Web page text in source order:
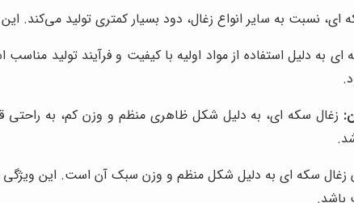
ای، نسبت به سایر انواع زغال، دود بسیار کمتری تولید می‌کند.
ای به دلیل استفاده از مواد اولیه با کیفیت و فرآیند تولید
زغال سکه ای، به دلیل شکل ظاهری منظم و وزن کم، به راحتی
سکه ای به دلیل شکل منظم و وزن سبک آن است. این ویژگی
باشد.